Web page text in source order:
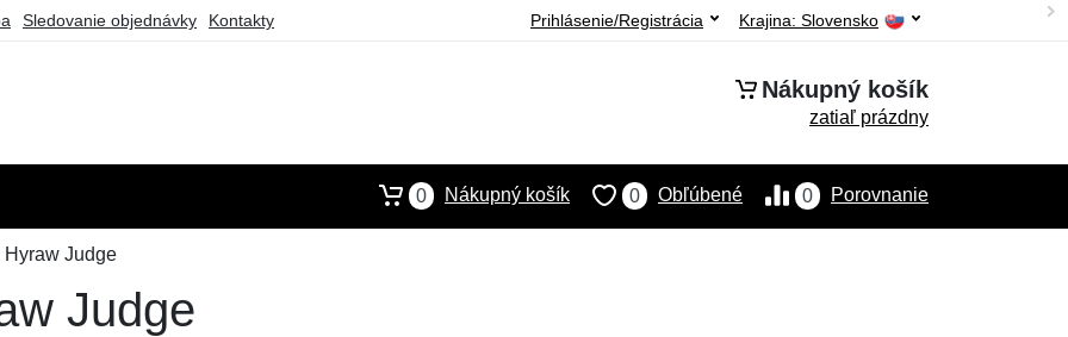
Sledovanie objednávky Kontakty Krajina: Slovensko
Prihlásenie/Registrácia
Nákupný košík
zatiaľ prázdny
0 Porovnanie
0 Obľúbené
0 Nákupný košík
Hyraw Judge
Judge